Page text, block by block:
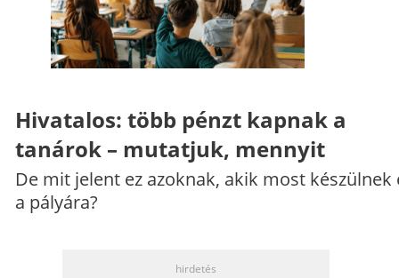
Hivatalos: több pénzt kapnak a
tanárok – mutatjuk, mennyit
De mit jelent ez azoknak, akik most készülnek
a pályára?
hirdetés